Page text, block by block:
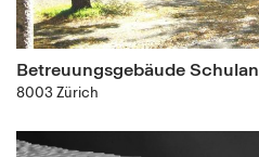
Betreuungsgebäude
8003 Zürich